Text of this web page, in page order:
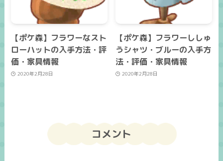
【ポケ森】フラワーなスト
ローハットの入手方法・評
価・家具情報
2020年2月28日
【ポケ森】フラワーししゅ
うシャツ・ブルーの入手方
法・評価・家具情報
2020年2月28日
コメント